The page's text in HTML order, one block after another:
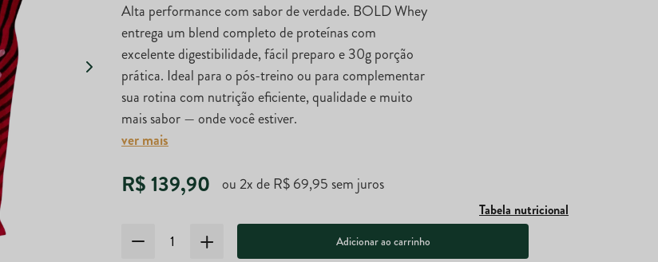
Alta performance com sabor de verdade. BOLD Whey
entrega um blend completo de proteínas com
excelente digestibilidade, fácil preparo e 30g porção
prática. Ideal para o pós-treino ou para complementar
sua rotina com nutrição eficiente, qualidade e muito
mais sabor — onde você estiver.
ver mais
R$139,90 ou2x deR$69,95 sem juros
Tabela nutricional
Adicionar ao carrinho